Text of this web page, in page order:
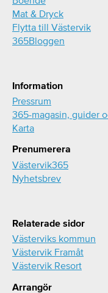
Mat & Dryck
Flytta till Västervik
365Bloggen
Information
Pressrum
365-magasin, guider
Karta
Prenumerera
Västervik365
Nyhetsbrev
Relaterade sidor
Västerviks kommun
Västervik Framåt
Västervik Resort
Arrangör